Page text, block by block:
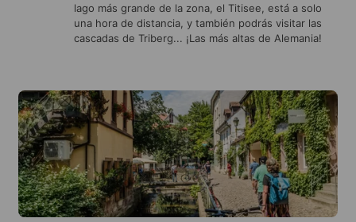
lago más grande de la zona, el Titisee, está a solo
una hora de distancia, y también podrás visitar las
cascadas de Triberg... ¡Las más altas de Alemania!